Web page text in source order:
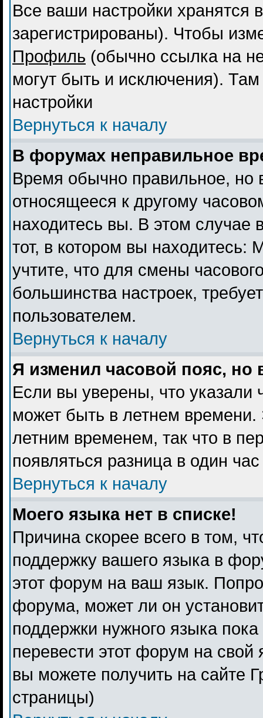
Все ваши настройки хранятся
зарегистрированы). Чтобы
Профиль (обычно ссылка на
могут быть и исключения).
настройки
Вернуться к началу
В форумах неправильное
Время обычно правильное, но
относящееся к другому
находитесь вы. В этом случае
тот, в котором вы находитесь:
учтите, что для смены
большинства настроек,
пользователем.
Вернуться к началу
Я изменил часовой пояс, но
Если вы уверены, что указали
может быть в летнем
летним временем, так что в
появляться разница в один
Вернуться к началу
Моего языка нет в списке!
Причина скорее всего в том,
поддержку вашего языка в
этот форум на ваш язык.
форума, может ли он
поддержки нужного языка
перевести этот форум на
вы можете получить на сайте
страницы)